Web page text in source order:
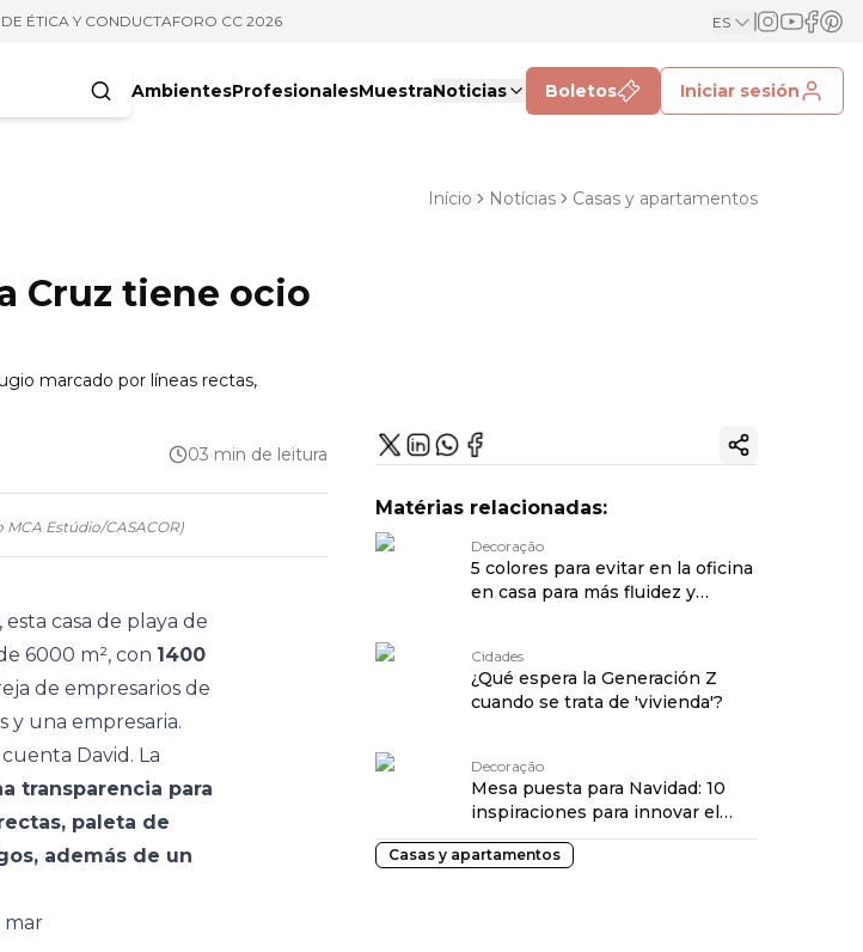
ÉTICA Y CONDUCTAFORO CC 2026 ES
AmbientesProfesionalesMuestraNoticias Boletos Iniciar sesión
Início Notícias Casas y apartamentos
Cruz tiene ocio
marcado por líneas rectas,
03 min de leitura
MCA Estúdio/CASACOR)
, esta casa de playa de
6000 m², con 1400
de empresarios de
y una empresaria.
David. La
transparencia para
paleta de
además de un
Copiar enlace
Matérias relacionadas:
Decoração
5 colores para evitar en la oficina
en casa para más fluidez y
Cidades
¿Qué espera la Generación Z
cuando se trata de 'vivienda'?
Decoração
Mesa puesta para Navidad: 10
inspiraciones para innovar el
visual de la cena
Casas y apartamentos